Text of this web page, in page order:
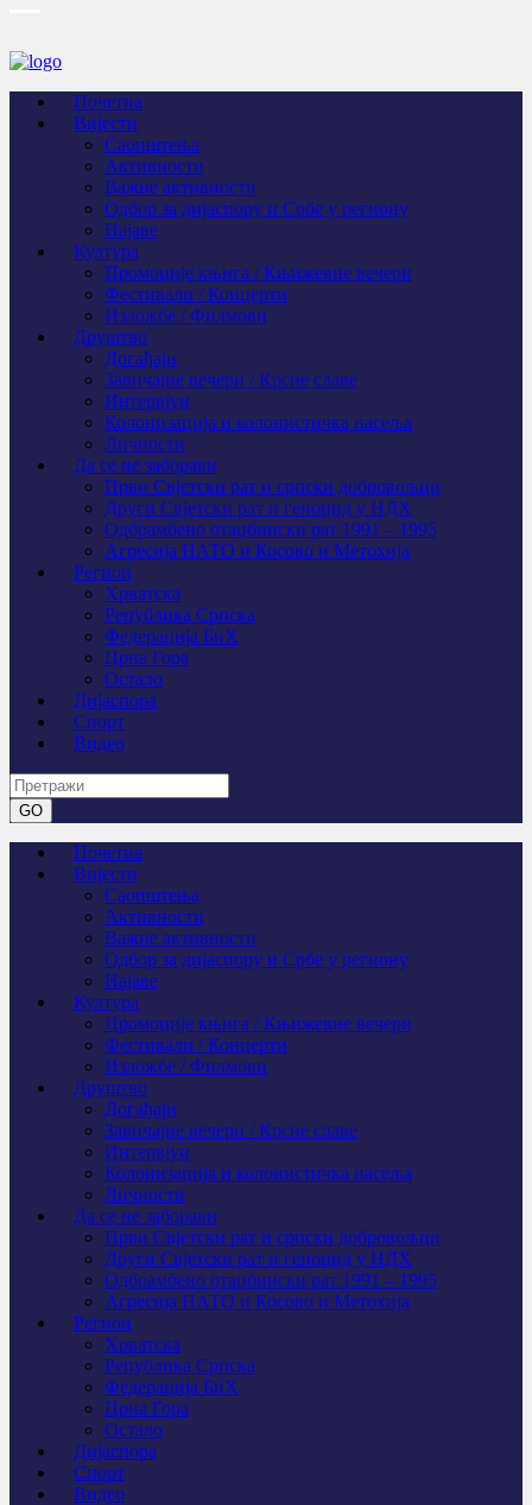
Почетна
Вијести
Саопштења
Активности
Важне активности
Одбор за дијаспору и Србе у региону
Најаве
Култура
Промоције књига / Књижевне вечери
Фестивали / Концерти
Изложбе / Филмови
Друштво
Догађаји
Завичајне вечери / Крсне славе
Интервјуи
Колонизација и колонистичка насеља
Личности
Да се не заборави
Први Свјeтски рат и српски добровољци
Други Свјетски рат и геноцид у НДХ
Одбрамбено отаџбински рат 1991 – 1995
Агресија НАТО и Косово и Метохија
Регион
Хрватска
Република Српска
Федерација БиХ
Црна Гора
Остало
Дијаспора
Спорт
Видео
Почетна
Вијести
Саопштења
Активности
Важне активности
Одбор за дијаспору и Србе у региону
Најаве
Култура
Промоције књига / Књижевне вечери
Фестивали / Концерти
Изложбе / Филмови
Друштво
Догађаји
Завичајне вечери / Крсне славе
Интервјуи
Колонизација и колонистичка насеља
Личности
Да се не заборави
Први Свјeтски рат и српски добровољци
Други Свјетски рат и геноцид у НДХ
Одбрамбено отаџбински рат 1991 – 1995
Агресија НАТО и Косово и Метохија
Регион
Хрватска
Република Српска
Федерација БиХ
Црна Гора
Остало
Дијаспора
Спорт
Видео